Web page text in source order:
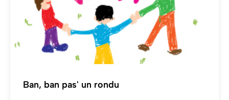
Ban, ban pas' un rondu